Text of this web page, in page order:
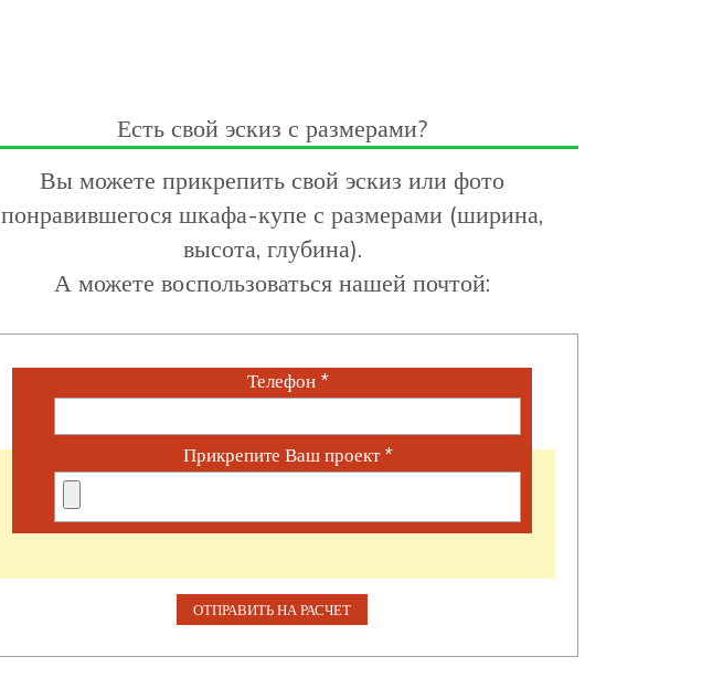
Есть свой эскиз с размерами?
Вы можете прикрепить свой эскиз или фото
понравившегося шкафа-купе с размерами (ширина,
высота, глубина).
А можете воспользоваться нашей почтой:
Телефон *
Прикрепите Ваш проект*